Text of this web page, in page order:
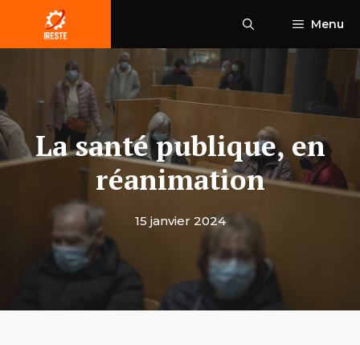
contenu
Menu
La santé publique, en
réanimation
15 janvier 2024